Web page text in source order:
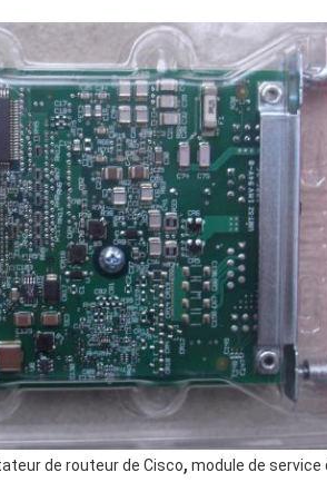
de routeur de Cisco, module de service